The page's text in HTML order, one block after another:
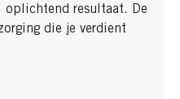
oplichtend resultaat. De
die je verdient​